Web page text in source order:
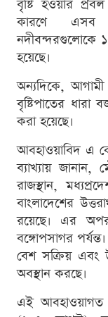
বৃষ্টি হওয়ার
কারণে এসব
নদীবন্দরগুলোকে
হয়েছে।
অন্যদিকে, আগামী
বৃষ্টিপাতের ধারা
করা হয়েছে।
আবহাওয়াবিদ এ
ব্যাখ্যায় জানান,
রাজস্থান,
বাংলাদেশের
রয়েছে। এর
বঙ্গোপসাগর
বেশ সক্রিয় এবং
অবস্থান করছে।
এই আবহাওয়াগত